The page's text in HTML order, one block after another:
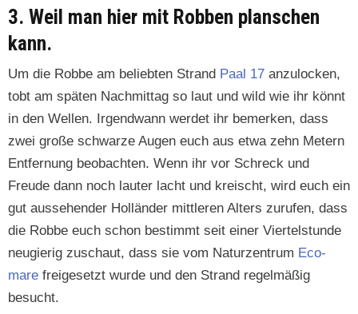
3. Weil man hier mit Robben planschen
kann.
Um die Robbe am beliebten Strand Paal 17 anzu­lock­en,
tobt am späten Nach­mit­tag so laut und wild wie ihr kön­nt
in den Wellen. Irgend­wann werdet ihr bemerken, dass
zwei große schwarze Augen euch aus etwa zehn Metern
Ent­fer­nung beobacht­en. Wenn ihr vor Schreck und
Freude dann noch lauter lacht und kreis­cht, wird euch ein
gut ausse­hen­der Hol­län­der mit­tleren Alters zurufen, dass
die Robbe euch schon bes­timmt seit ein­er Vier­tel­stunde
neugierig zuschaut, dass sie vom Naturzen­trum Eco­
mare freige­set­zt wurde und den Strand regelmäßig
besucht.